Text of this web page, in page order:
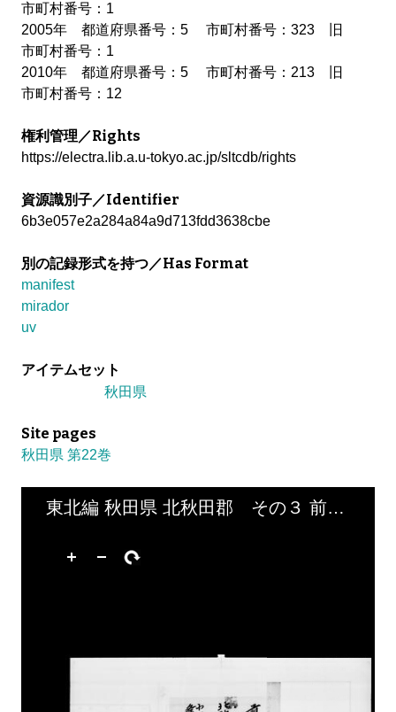
市町村番号：1
2005年 都道府県番号：5 市町村番号：323 旧
市町村番号：1
2010年 都道府県番号：5 市町村番号：213 旧
市町村番号：12
権利管理／Rights
https://electra.lib.a.u-tokyo.ac.jp/sltcdb/rights
資源識別子／Identifier
6b3e057e2a284a84a9d713fdd3638cbe
別の記録形式を持つ／Has Format
manifest
mirador
uv
アイテムセット
秋田県
Site pages
秋田県 第22巻
東北編 秋田県 北秋田郡 その３ 前田村